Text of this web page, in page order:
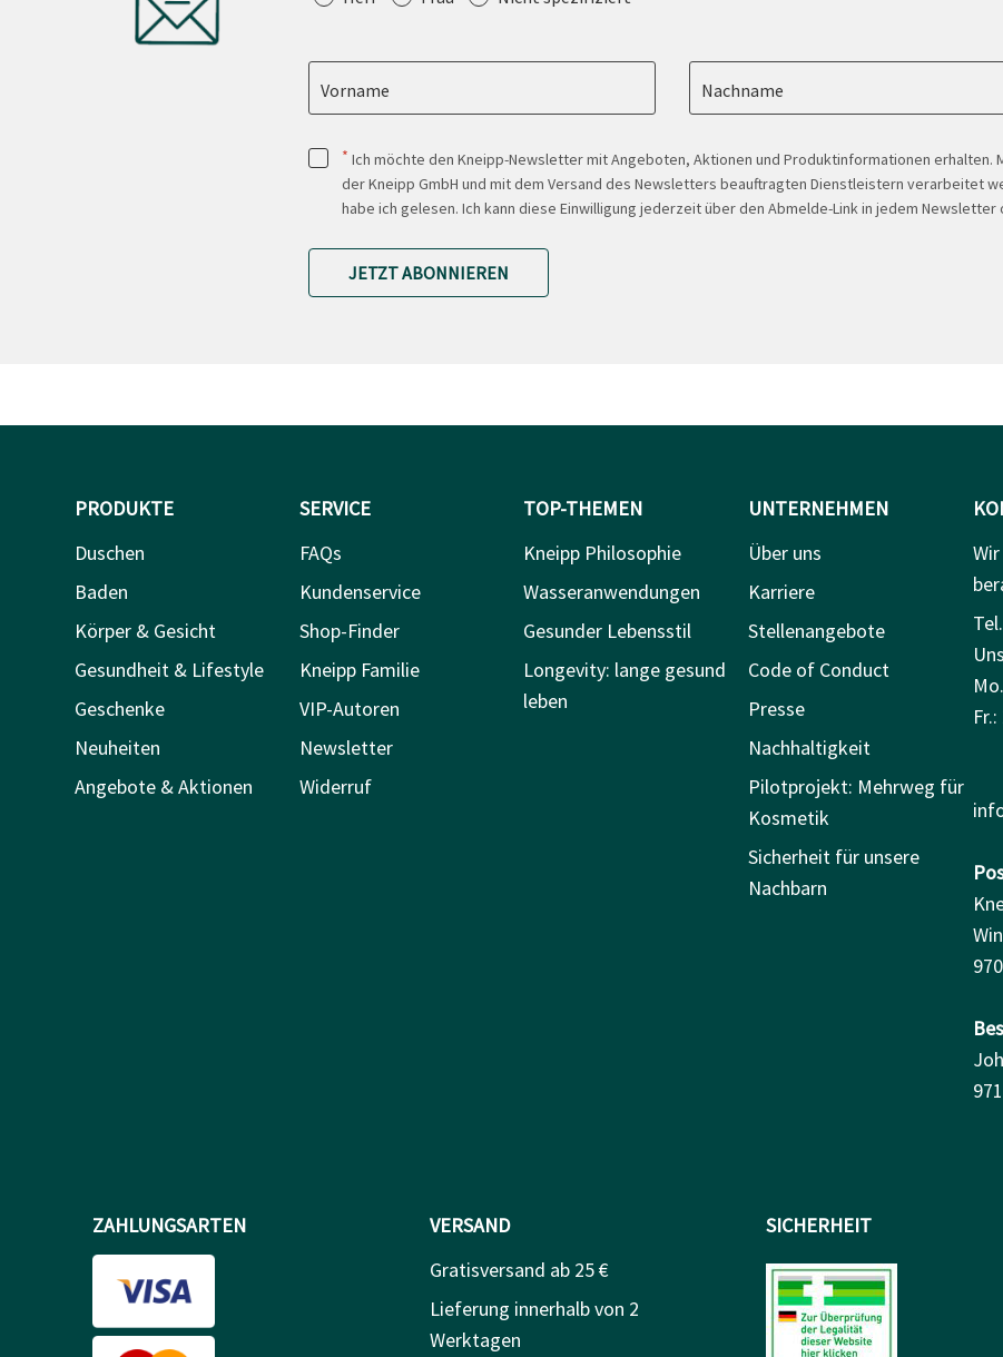
Vorname Nachname
* Ich möchte den Kneipp-Newsletter mit Angeboten, Aktionen und Produktinformationen erhalten.
der Kneipp GmbH und mit dem Versand des Newsletters beauftragten Dienstleistern verarbeitet
habe ich gelesen. Ich kann diese Einwilligung jederzeit über den Abmelde-Link in jedem Newsletter
JETZT ABONNIEREN
PRODUKTE
Duschen
Baden
Körper & Gesicht
Gesundheit & Lifestyle
Geschenke
Neuheiten
Angebote & Aktionen
SERVICE
FAQs
Kundenservice
Shop-Finder
Kneipp Familie
VIP-Autoren
Newsletter
Widerruf
TOP-THEMEN
Kneipp Philosophie
Wasseranwendungen
Gesunder Lebensstil
Longevity: lange gesund
leben
UNTERNEHMEN
Über uns
Karriere
Stellenangebote
Code of Conduct
Presse
Nachhaltigkeit
Pilotprojekt: Mehrweg für
Kosmetik
Sicherheit für unsere
Nachbarn
ZAHLUNGSARTEN
VERSAND
Gratisversand ab 25 €
Lieferung innerhalb von 2
Werktagen
SICHERHEIT